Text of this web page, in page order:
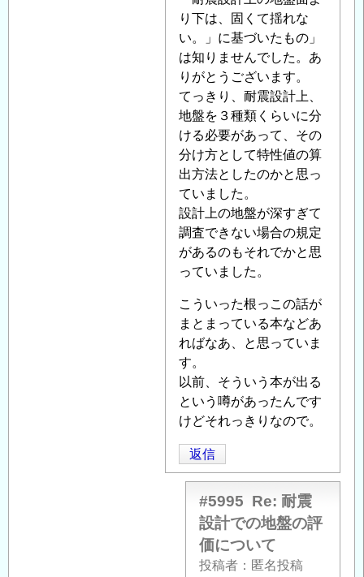
者
に
よ
る
「 Re:
耐
震
設
計
で
の
地
盤
の
価
に
つ
い
て」
へ
の
返
信
り下は、固くて揺れな
い。」に基づいたもの」
は知りませんでした。あ
りがとうございます。
てっきり、耐震設計上、
地盤を３種類くらいに分
ける必要があって、その
分け方として特性値の算
出方法としたのかと思っ
ていました。
設計上の地盤が深すぎて
調査できない場合の規定
があるのもそれでかと思
っていました。
こういった根っこの話が
まとまっている本などあ
ればなあ、と思っていま
す。
以前、そういう本が出る
という噂があったんです
けどそれっきりなので。
返信
#5995 Re: 耐震
設計での地盤の評
価について
投稿者
匿名投稿